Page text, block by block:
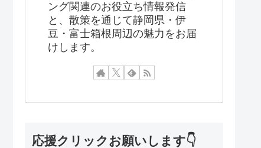
ング関連のお役立ち情報発信
と、散策を通じて静岡県・伊
豆・富士箱根周辺の魅力をお届
けします。
応援クリックお願いします👇